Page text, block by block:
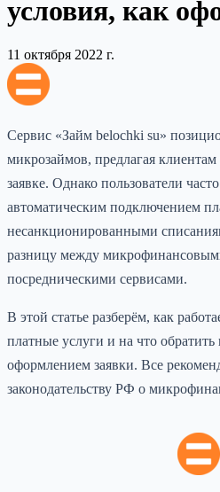
условия, как
11 октября 2022 г.
Сервис «Займ belochki su»
микрозаймов, предлагая
заявке. Однако пользователи
автоматическим подключением
несанкционированными
разницу между
посредническими сервисами.
В этой статье разберём, как
платные услуги и на что
оформлением заявки. Все
законодательству РФ о